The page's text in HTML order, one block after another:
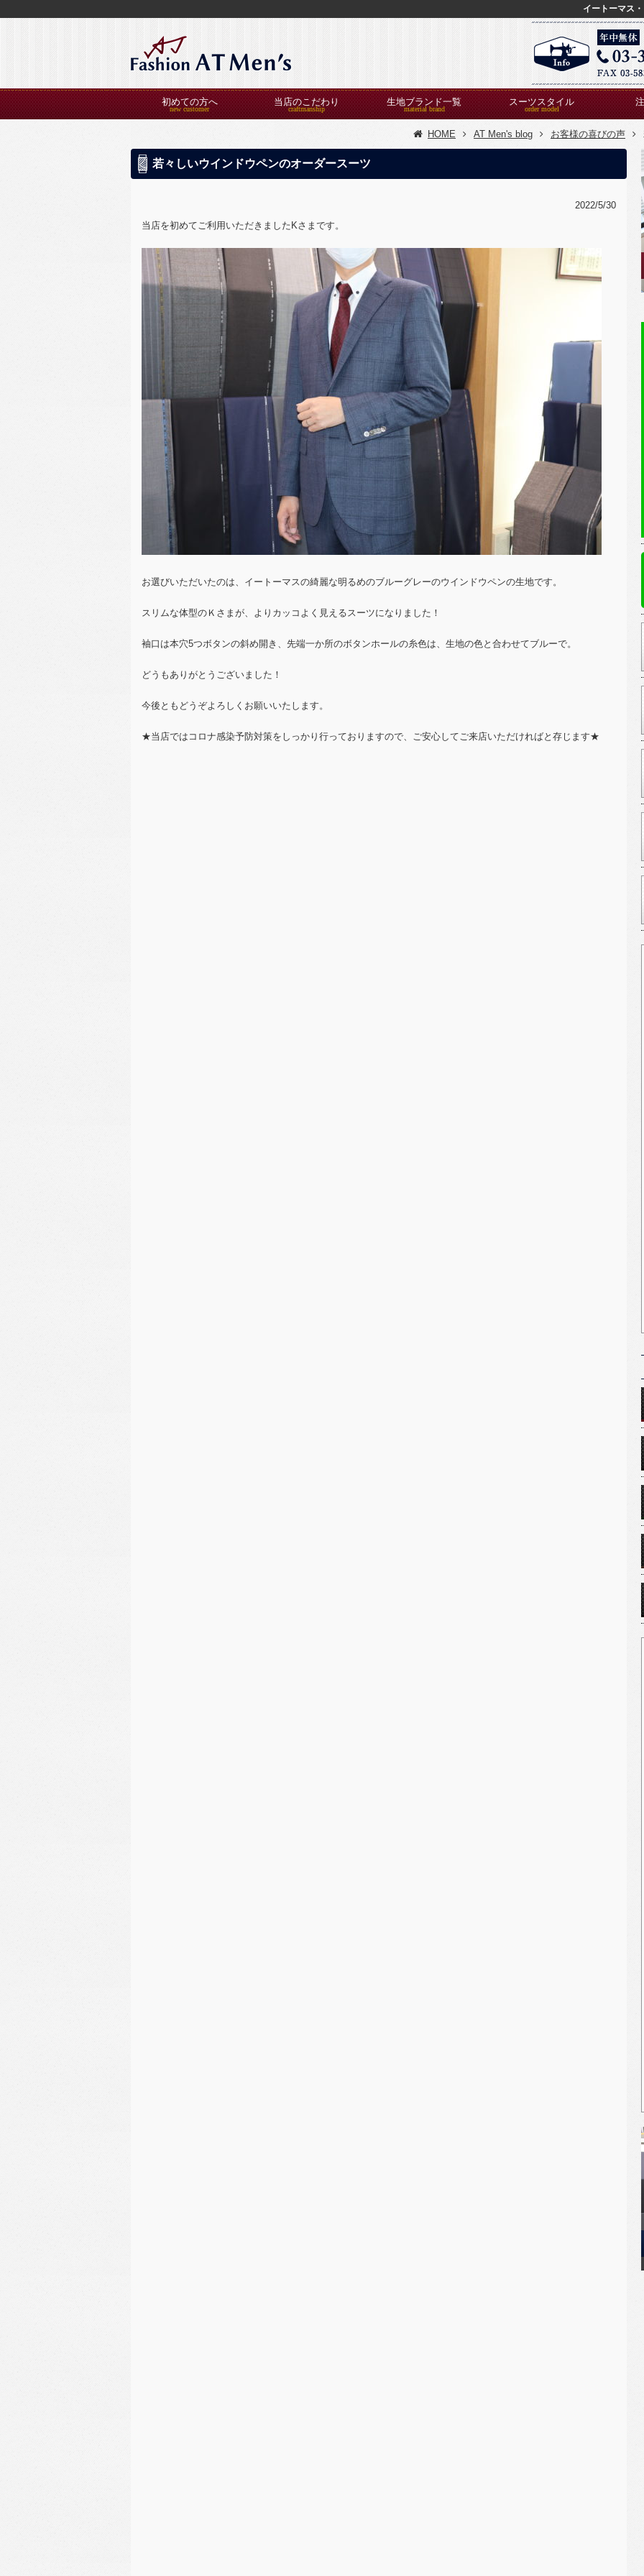
イートーマス
初めての方へ 当店のこだわり 生地ブランド一覧 スーツスタイル
HOME AT Men's blog お客様の喜びの声
若々しいウインドウペンのオーダースーツ
2022/5/30
当店を初めてご利用いただきましたKさまです。
お選びいただいたのは、イートーマスの綺麗な明るめのブルーグレーのウインドウペンの生地です。
スリムな体型のＫさまが、よりカッコよく見えるスーツになりました！
袖口は本穴5つボタンの斜め開き、先端一か所のボタンホールの糸色は、生地の色と合わせてブルーで。
どうもありがとうございました！
今後ともどうぞよろしくお願いいたします。
★当店ではコロナ感染予防対策をしっかり行っておりますので、ご安心してご来店いただければと存じます★